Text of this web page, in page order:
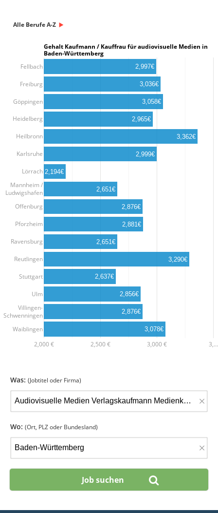
Alle Berufe A-Z
Gehalt Kaufmann / Kauffrau für audiovisuelle Medien in
Baden-Württemberg
2,000 € 2,500 € 3,000 € 3,…
Fellbach
Freiburg
Göppingen
Heidelberg
Heilbronn
Karlsruhe
Lörrach
Mannheim /
Ludwigshafen
Offenburg
Pforzheim
Ravensburg
Reutlingen
Stuttgart
Ulm
Villingen-
Schwenningen
Waiblingen
2,997€
3,036€
3,058€
2,965€
3,362€
2,999€
2,194€
2,651€
2,876€
2,881€
2,651€
3,290€
2,637€
2,856€
2,876€
3,078€
Was: (Jobtitel oder Firma)
×
Wo: (Ort, PLZ oder Bundesland)
×